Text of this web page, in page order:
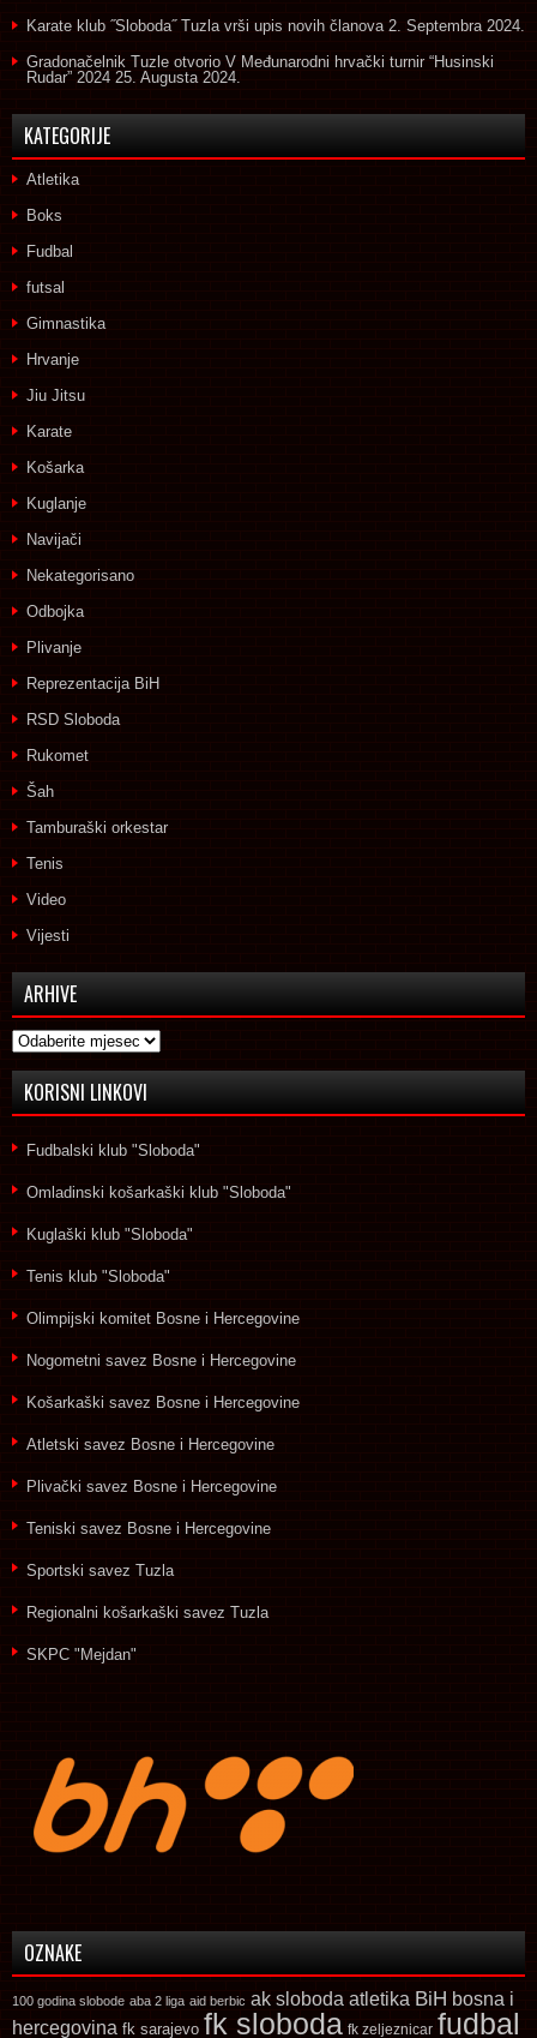
Karate klub ˝Sloboda˝ Tuzla vrši upis novih članova 2. Septembra 2024.
Gradonačelnik Tuzle otvorio V Međunarodni hrvački turnir “Husinski
Rudar” 2024 25. Augusta 2024.
KATEGORIJE
Atletika
Boks
Fudbal
futsal
Gimnastika
Hrvanje
Jiu Jitsu
Karate
Košarka
Kuglanje
Navijači
Nekategorisano
Odbojka
Plivanje
Reprezentacija BiH
RSD Sloboda
Rukomet
Šah
Tamburaški orkestar
Tenis
Video
Vijesti
ARHIVE
Arhive
KORISNI LINKOVI
Fudbalski klub "Sloboda"
Omladinski košarkaški klub "Sloboda"
Kuglaški klub "Sloboda"
Tenis klub "Sloboda"
Olimpijski komitet Bosne i Hercegovine
Nogometni savez Bosne i Hercegovine
Košarkaški savez Bosne i Hercegovine
Atletski savez Bosne i Hercegovine
Plivački savez Bosne i Hercegovine
Teniski savez Bosne i Hercegovine
Sportski savez Tuzla
Regionalni košarkaški savez Tuzla
SKPC "Mejdan"
OZNAKE
100 godina slobode aba 2 liga aid berbic ak sloboda atletika BiH bosna i
hercegovina fk sarajevo fk sloboda fk zeljeznicar fudbal